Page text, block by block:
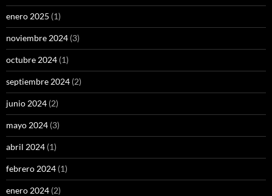
enero 2025 (1)
noviembre 2024 (3)
octubre 2024 (1)
septiembre 2024 (2)
junio 2024 (2)
mayo 2024 (3)
abril 2024 (1)
febrero 2024 (1)
enero 2024 (2)